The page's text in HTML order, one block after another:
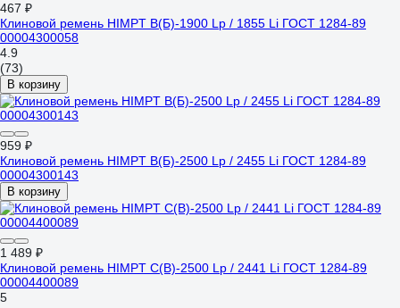
467 ₽
Клиновой ремень HIMPT В(Б)-1900 Lp / 1855 Li ГОСТ 1284-89
00004300058
4.9
(73)
В корзину
959 ₽
Клиновой ремень HIMPT В(Б)-2500 Lp / 2455 Li ГОСТ 1284-89
00004300143
В корзину
1 489 ₽
Клиновой ремень HIMPT С(В)-2500 Lp / 2441 Li ГОСТ 1284-89
00004400089
5